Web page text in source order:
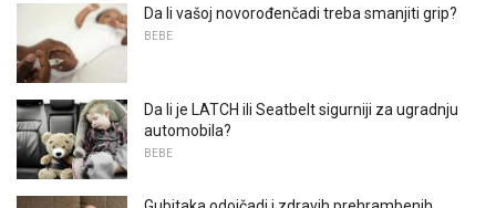
Da li vašoj novorođenčadi treba smanjiti grip?
BEBE
Da li je LATCH ili Seatbelt sigurniji za ugradnju
automobila?
BEBE